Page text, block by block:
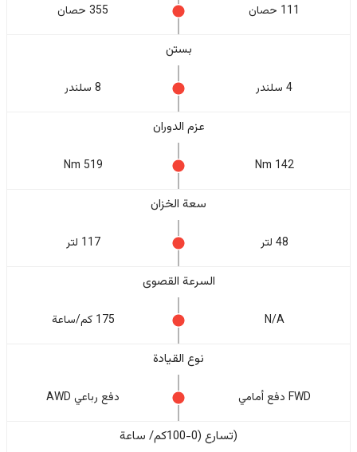
111 حصان 355 حصان
بستن
4 سلندر 8 سلندر
عزم الدوران
142 Nm
519 Nm
سعة الخزان
48 لتر 117 لتر
السرعة القصوى
N/A 175 كم/ساعة
نوع القيادة
FWD دفع أمامي دفع رباعي AWD
(تسارع (0-100كم/ ساعة